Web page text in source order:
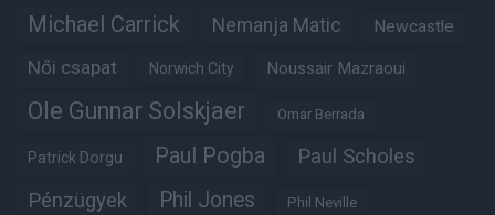
Michael Carrick Nemanja Matic Newcastle
Női csapat Norwich City Noussair Mazraoui
Ole Gunnar Solskjaer Omar Berrada
Patrick Dorgu Paul Pogba Paul Scholes
Pénzügyek Phil Jones Phil Neville